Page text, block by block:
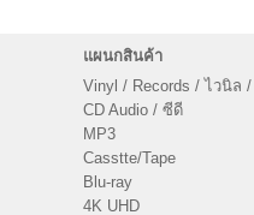
แผนกสินค้า
Vinyl / Records / ไวนิล
CD Audio / ซีดี
MP3
Casstte/Tape
Blu-ray
4K UHD